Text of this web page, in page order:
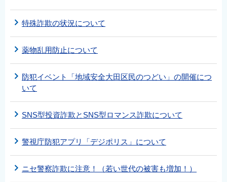
特殊詐欺の状況について
薬物乱用防止について
防犯イベント「地域安全大田区民のつどい」の開催につ
いて
SNS型投資詐欺とSNS型ロマンス詐欺について
警視庁防犯アプリ「デジポリス」について
ニセ警察詐欺に注意！（若い世代の被害も増加！）